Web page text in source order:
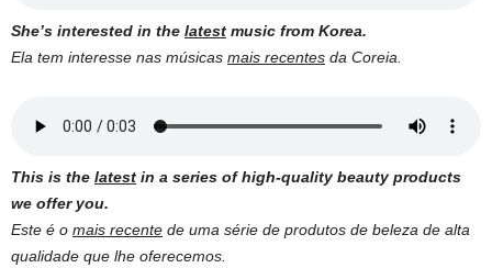
She’s interested in the latest music from Korea.
Ela tem interesse nas músicas mais recentes da Coreia.
This is the latest in a series of high-quality beauty products
we offer you.
Este é o mais recente de uma série de produtos de beleza de alta
qualidade que lhe oferecemos.